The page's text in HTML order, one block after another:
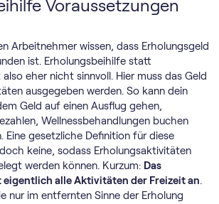
Voraussetzungen
Arbeitnehmer wissen, dass Erholungsgeld
ist. Erholungsbeihilfe statt
eher nicht sinnvoll. Hier muss das Geld
ausgegeben werden. So kann dein
Geld auf einen Ausflug gehen,
Wellnessbehandlungen buchen
Eine gesetzliche Definition für diese
keine, sodass Erholungsaktivitäten
werden können. Kurzum: Das
eigentlich alle Aktivitäten der Freizeit an.
nur im entfernten Sinne der Erholung